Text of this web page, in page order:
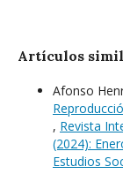
Artículos
Afonso
, Revista
(2024):
Estudios